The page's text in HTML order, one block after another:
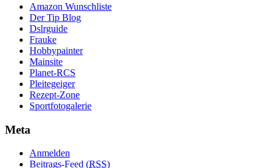
Amazon Wunschliste
Der Tip Blog
Dslrguide
Frauke
Hobbypainter
Mainsite
Planet-RCS
Pleitegeiger
Rezept-Zone
Sportfotogalerie
Meta
Anmelden
Beitrags-Feed (RSS)